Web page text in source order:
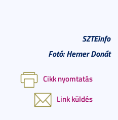
SZTEinfo
Fotó: Herner Donát
Cikk nyomtatás
Link küldés